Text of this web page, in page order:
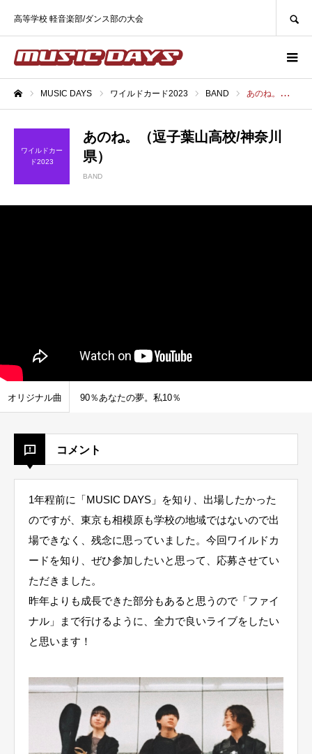
高等学校 軽音楽部/ダンス部の大会
MUSIC DAYS ワイルドカード2023 BAND あのね。（逗子葉山高校/神奈川県）
ワイルドカー
ド2023
あのね。（逗子葉山高校/神奈川
県）
BAND
オリジナル曲 90％あなたの夢。私10％
コメント
1年程前に「MUSIC DAYS」を知り、出場したかった
のですが、東京も相模原も学校の地域ではないので出
場できなく、残念に思っていました。今回ワイルドカ
ードを知り、ぜひ参加したいと思って、応募させてい
ただきました。
昨年よりも成長できた部分もあると思うので「ファイ
ナル」まで行けるように、全力で良いライブをしたい
と思います！